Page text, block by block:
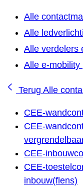
Alle
Alle
Alle verdelers
Alle e-mobility
Terug Alle
CEE-
CEE-
CEE-
CEE-
inbouw(flens)